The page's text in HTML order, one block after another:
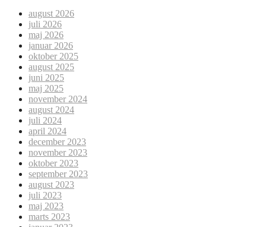
august 2026
juli 2026
maj 2026
januar 2026
oktober 2025
august 2025
juni 2025
maj 2025
november 2024
august 2024
juli 2024
april 2024
december 2023
november 2023
oktober 2023
september 2023
august 2023
juli 2023
maj 2023
marts 2023